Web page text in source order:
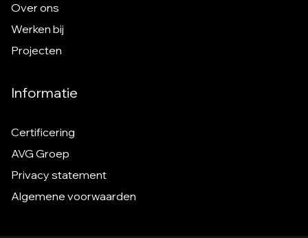
Over ons
Werken bij
Projecten
Informatie
Certificering
AVG Groep
Privacy statement
Algemene voorwaarden